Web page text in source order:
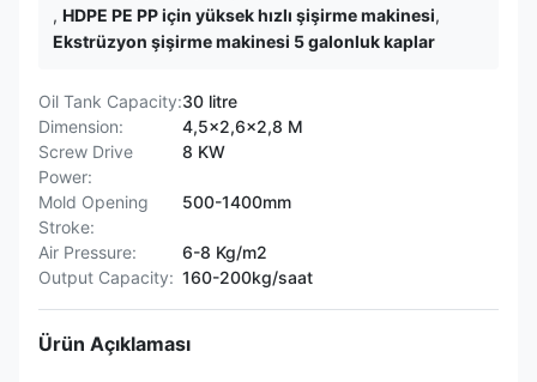
, HDPE PE PP için yüksek hızlı şişirme makinesi,
Ekstrüzyon şişirme makinesi 5 galonluk kaplar
Oil Tank Capacity:30 litre
Dimension:
4,5x2,6x2,8 M
Screw Drive
Power:
8 KW
Mold Opening
Stroke:
500-1400mm
Air Pressure:
6-8 Kg/m2
Output Capacity: 160-200kg/saat
Ürün Açıklaması